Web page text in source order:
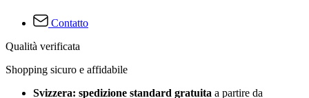
Contatto
Qualità verificata
Shopping sicuro e affidabile
Svizzera: spedizione standard gratuita a partire da